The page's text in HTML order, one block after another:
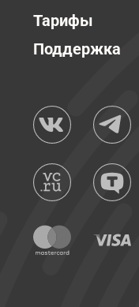
Тарифы
Поддержка